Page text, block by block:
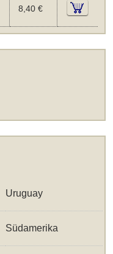
8,40 €
Uruguay
Südamerika